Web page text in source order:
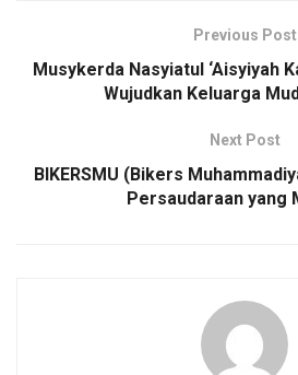
Previous Post
Musykerda Nasyiatul ‘Aisyiyah
Wujudkan Keluarga
Next Post
BIKERSMU (Bikers
Persaudaraan yang